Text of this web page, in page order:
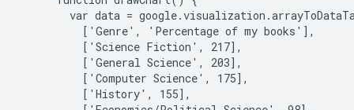
var data =
          ['Genre', 'Percentage of my books'],
          ['Science Fiction', 217],
          ['General Science', 203],
          ['Computer Science', 175],
          ['History', 155],